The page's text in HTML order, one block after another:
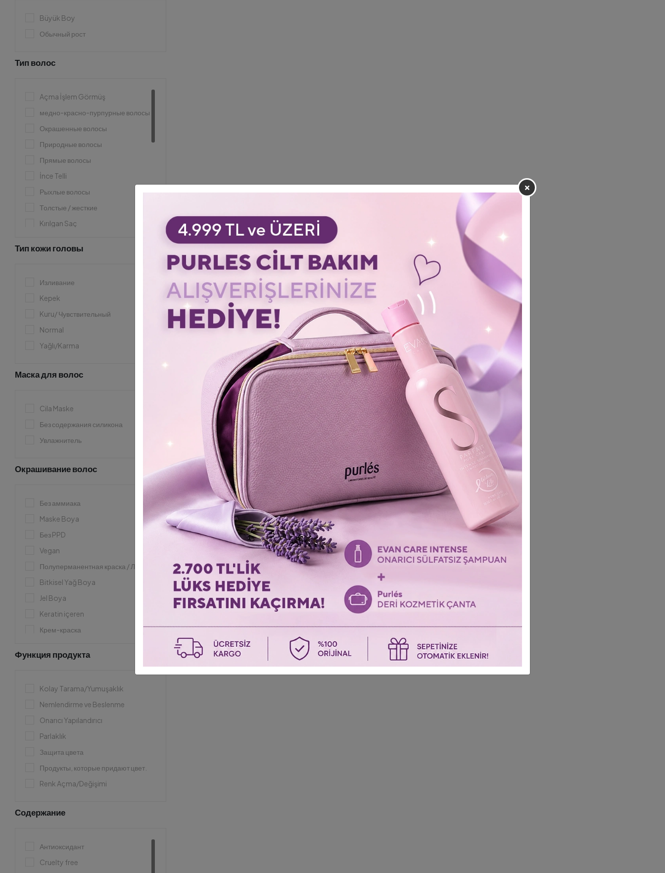
Büyük Boy
Обычный рост
Тип волос
Açma İşlem Görmüş
медно-красно-пурпурные волосы
Окрашенные волосы
Природные волосы
Прямые волосы
İnce Telli
Рыхлые волосы
Толстые / жесткие
Kırılgan Saç
Maşa/Düzleştiriçi/Fönlü Saç
Perma Yapılmış Saç
Sarı/Platin
Tüm Saç Tipleri
Beyaz/Gri Saç
Пролившиеся волосы
Yağlı Saç
Истертые волосы
Тип кожи головы
Изливание
Kepek
Kuru/ Чувствительный
Normal
Yağlı/Karma
Маска для волос
Cila Maske
Без содержания силикона
Увлажнитель
Окрашивание волос
Без аммиака
Maske Boya
Без PPD
Vegan
Полуперманентная краска / Лак
Bitkisel Yağ Boya
Jel Boya
Keratin içeren
Крем-краска
Функция продукта
Kolay Tarama/Yumuşaklık
Nemlendirme ve Beslenme
Onarıcı Yapılandırıcı
Parlaklık
Защита цвета
Продукты, которые придают цвет.
Renk Açma/Değişimi
Содержание
Антиоксидант
Cruelty free